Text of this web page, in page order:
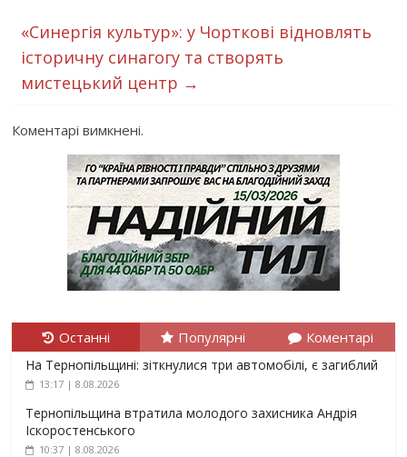
«Синергія культур»: у Чорткові відновлять
історичну синагогу та створять
мистецький центр →
Коментарі вимкнені.
Останні Популярні Коментарі
На Тернопільщині: зіткнулися три автомобілі, є загиблий
13:17 | 8.08.2026
Тернопільщина втратила молодого захисника Андрія
Іскоростенського
10:37 | 8.08.2026